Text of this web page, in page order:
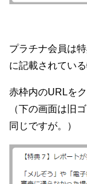
プラチナ会員は
に記載されている
赤枠内のURLを
（下の画面は旧
同じですが。）